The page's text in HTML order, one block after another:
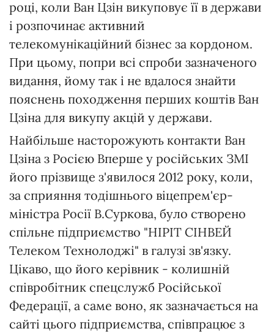
році, коли Ван Цзін викуповує її в держави
і розпочинає активний
телекомунікаційний бізнес за кордоном.
При цьому, попри всі спроби зазначеного
видання, йому так і не вдалося знайти
пояснень походження перших коштів Ван
Цзіна для викупу акцій у держави.
Найбільше насторожують контакти Ван
Цзіна з Росією Вперше у російських ЗМІ
його прізвище з'явилося 2012 року, коли,
за сприяння тодішнього віцепрем'єр-
міністра Росії В.Суркова, було створено
спільне підприємство "НІРІТ СІНВЕЙ
Телеком Технолоджі" в галузі зв'язку.
Цікаво, що його керівник - колишній
співробітник спецслужб Російської
Федерації, а саме воно, як зазначається на
сайті цього підприємства, співпрацює з